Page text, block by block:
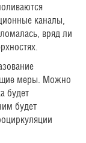
каналы,
вряд ли
меры. Можно
будет
будет